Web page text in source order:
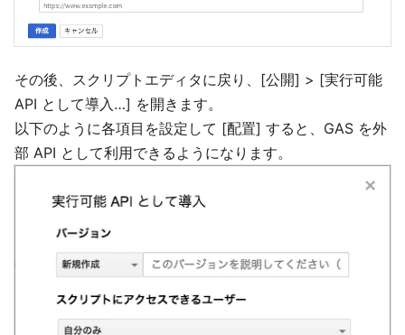
その後、スクリプトエディタに戻り、[公開] > [実行可能
API として導入…] を開きます。
以下のように各項目を設定して [配置] すると、GAS を外
部 API として利用できるようになります。